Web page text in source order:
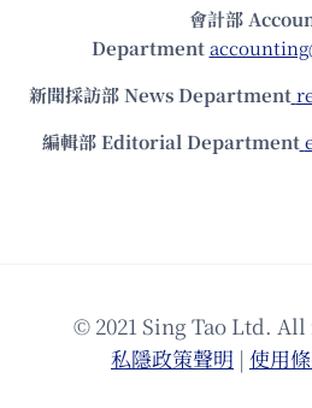
會計部
Department
新聞採訪部 News Department
編輯部 Editorial Department
© 2021 Sing Tao Ltd.
私隱政策聲明 | 使⽤